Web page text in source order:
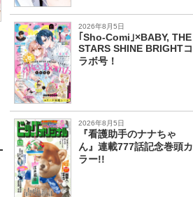
2026年8月5日
｢Sho-Comi｣×BABY, THE
STARS SHINE BRIGHTコ
ラボ号！
2026年8月5日
『看護助手のナナちゃ
ん』連載777話記念巻頭カ
ラー!!